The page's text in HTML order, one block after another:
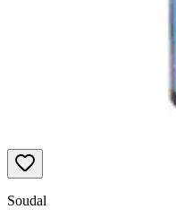
Soudal